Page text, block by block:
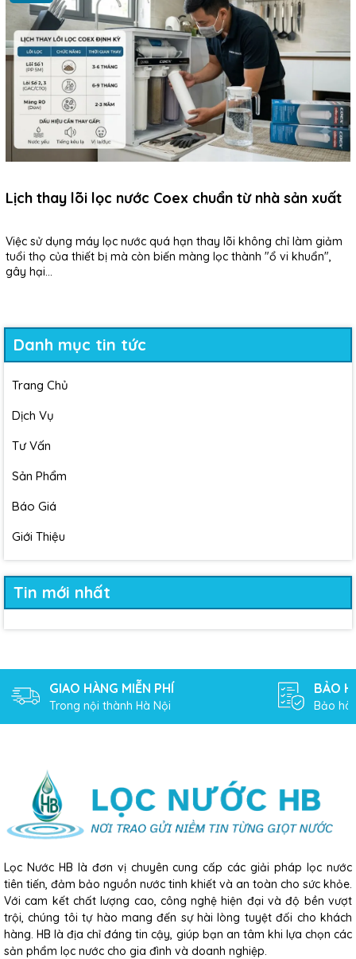
Lịch thay lõi lọc nước Coex chuẩn từ nhà sản xuất
Việc sử dụng máy lọc nước quá hạn thay lõi không chỉ làm giảm
tuổi thọ của thiết bị mà còn biến màng lọc thành "ổ vi khuẩn",
gây hại...
Danh mục tin tức
Trang Chủ
Dịch Vụ
Tư Vấn
Sản Phẩm
Báo Giá
Giới Thiệu
Tin mới nhất
GIAO HÀNG MIỄN PHÍ
Trong nội thành Hà Nội
BẢO
Bảo
Lọc Nước HB là đơn vị chuyên cung cấp các giải pháp lọc nước
tiên tiến, đảm bảo nguồn nước tinh khiết và an toàn cho sức khỏe.
Với cam kết chất lượng cao, công nghệ hiện đại và độ bền vượt
trội, chúng tôi tự hào mang đến sự hài lòng tuyệt đối cho khách
hàng. HB là địa chỉ đáng tin cậy, giúp bạn an tâm khi lựa chọn các
sản phẩm lọc nước cho gia đình và doanh nghiệp.